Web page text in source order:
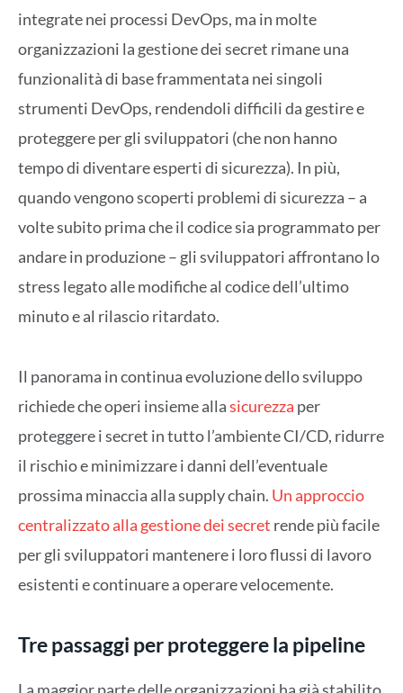
integrate nei processi DevOps, ma in molte
organizzazioni la gestione dei secret rimane una
funzionalità di base frammentata nei singoli
strumenti DevOps, rendendoli difficili da gestire e
proteggere per gli sviluppatori (che non hanno
tempo di diventare esperti di sicurezza). In più,
quando vengono scoperti problemi di sicurezza – a
volte subito prima che il codice sia programmato per
andare in produzione – gli sviluppatori affrontano lo
stress legato alle modifiche al codice dell’ultimo
minuto e al rilascio ritardato.
Il panorama in continua evoluzione dello sviluppo
richiede che operi insieme allasicurezza per
proteggere i secret in tutto l’ambiente CI/CD, ridurre
il rischio e minimizzare i danni dell’eventuale
prossima minaccia alla supply chain. Un approccio
centralizzato alla gestione dei secret rende più facile
per gli sviluppatori mantenere i loro flussi di lavoro
esistenti e continuare a operare velocemente.
Tre passaggi per proteggere la pipeline